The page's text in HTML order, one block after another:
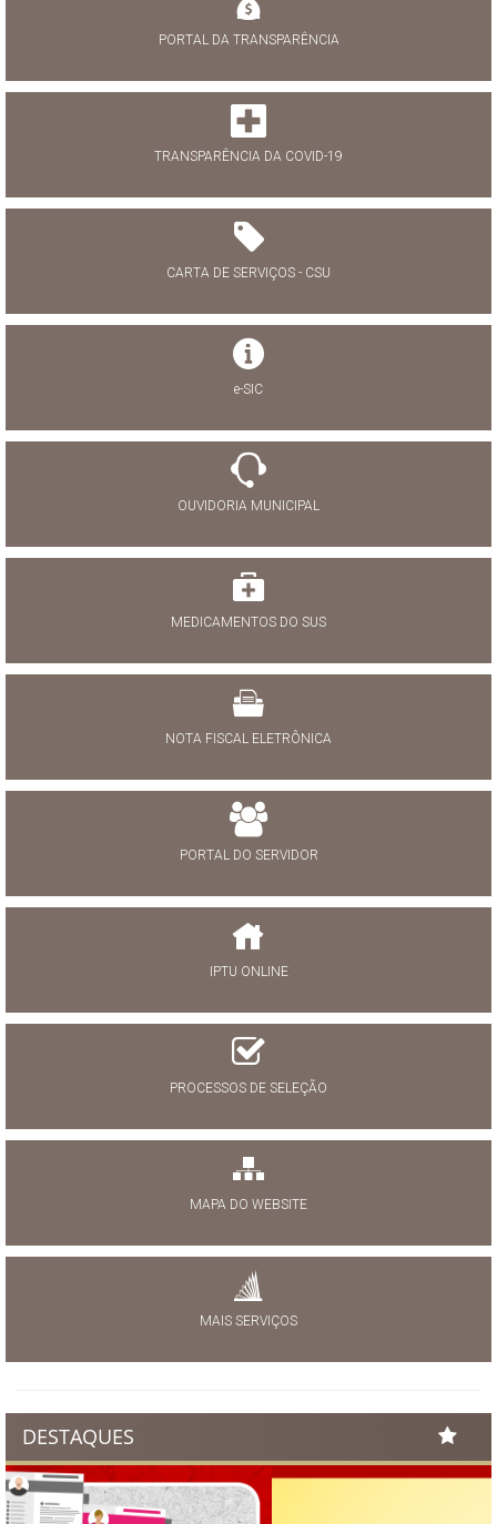
PORTAL DA TRANSPARÊNCIA
TRANSPARÊNCIA DA COVID-19
CARTA DE SERVIÇOS - CSU
e-SIC
OUVIDORIA MUNICIPAL
MEDICAMENTOS DO SUS
NOTA FISCAL ELETRÔNICA
PORTAL DO SERVIDOR
IPTU ONLINE
PROCESSOS DE SELEÇÃO
MAPA DO WEBSITE
MAIS SERVIÇOS
DESTAQUES